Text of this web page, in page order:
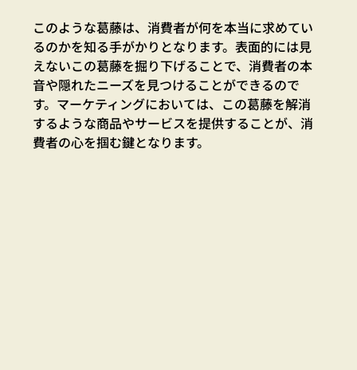
このような葛藤は、消費者が何を本当に求めてい
るのかを知る手がかりとなります。表面的には見
えないこの葛藤を掘り下げることで、消費者の本
音や隠れたニーズを見つけることができるので
す。マーケティングにおいては、この葛藤を解消
するような商品やサービスを提供することが、消
費者の心を掴む鍵となります。